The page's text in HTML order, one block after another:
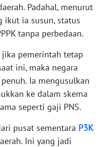
Padahal, menurut
ikut ia susun, status
tanpa perbedaan.
jika pemerintah tetap
ini, maka negara
Ia mengusulkan
ke dalam skema
seperti gaji PNS.
pusat sementara P3K
Ini yang jadi